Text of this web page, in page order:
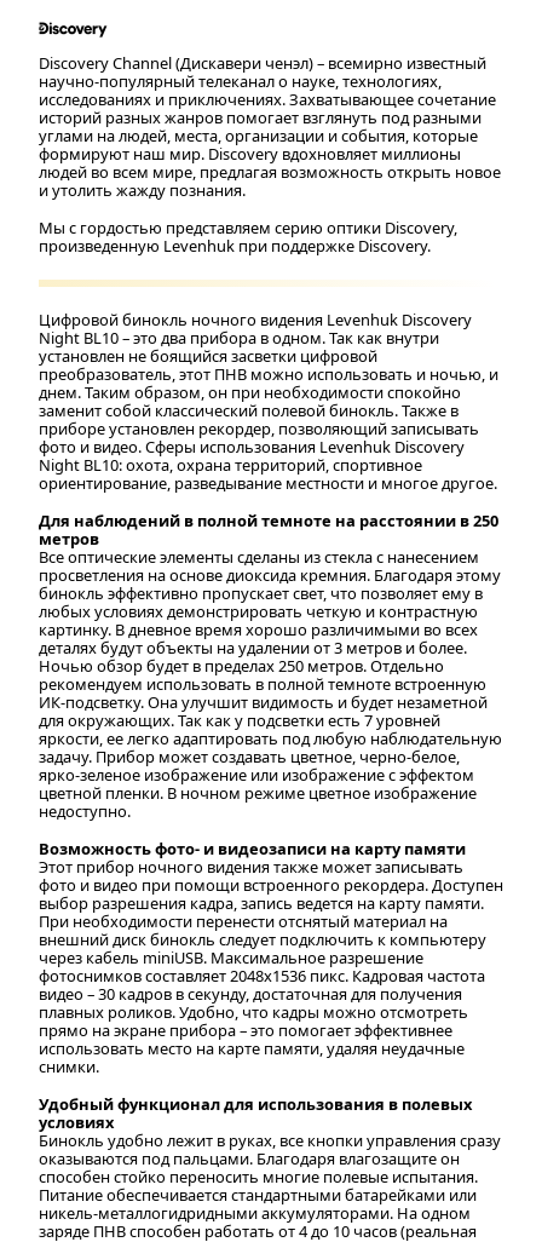
Discovery Channel (Дискавери ченэл) – всемирно известный
научно-популярный телеканал о науке, технологиях,
исследованиях и приключениях. Захватывающее сочетание
историй разных жанров помогает взглянуть под разными
углами на людей, места, организации и события, которые
формируют наш мир. Discovery вдохновляет миллионы
людей во всем мире, предлагая возможность открыть новое
и утолить жажду познания.
Мы с гордостью представляем серию оптики Discovery,
произведенную Levenhuk при поддержке Discovery.
Цифровой бинокль ночного видения Levenhuk Discovery
Night BL10 – это два прибора в одном. Так как внутри
установлен не боящийся засветки цифровой
преобразователь, этот ПНВ можно использовать и ночью, и
днем. Таким образом, он при необходимости спокойно
заменит собой классический полевой бинокль. Также в
приборе установлен рекордер, позволяющий записывать
фото и видео. Сферы использования Levenhuk Discovery
Night BL10: охота, охрана территорий, спортивное
ориентирование, разведывание местности и многое другое.
Для наблюдений в полной темноте на расстоянии в 250
метров
Все оптические элементы сделаны из стекла с нанесением
просветления на основе диоксида кремния. Благодаря этому
бинокль эффективно пропускает свет, что позволяет ему в
любых условиях демонстрировать четкую и контрастную
картинку. В дневное время хорошо различимыми во всех
деталях будут объекты на удалении от 3 метров и более.
Ночью обзор будет в пределах 250 метров. Отдельно
рекомендуем использовать в полной темноте встроенную
ИК-подсветку. Она улучшит видимость и будет незаметной
для окружающих. Так как у подсветки есть 7 уровней
яркости, ее легко адаптировать под любую наблюдательную
задачу. Прибор может создавать цветное, черно-белое,
ярко-зеленое изображение или изображение с эффектом
цветной пленки. В ночном режиме цветное изображение
недоступно.
Возможность фото- и видеозаписи на карту памяти
Этот прибор ночного видения также может записывать
фото и видео при помощи встроенного рекордера. Доступен
выбор разрешения кадра, запись ведется на карту памяти.
При необходимости перенести отснятый материал на
внешний диск бинокль следует подключить к компьютеру
через кабель miniUSB. Максимальное разрешение
фотоснимков составляет 2048x1536 пикс. Кадровая частота
видео – 30 кадров в секунду, достаточная для получения
плавных роликов. Удобно, что кадры можно отсмотреть
прямо на экране прибора – это помогает эффективнее
использовать место на карте памяти, удаляя неудачные
снимки.
Удобный функционал для использования в полевых
условиях
Бинокль удобно лежит в руках, все кнопки управления сразу
оказываются под пальцами. Благодаря влагозащите он
способен стойко переносить многие полевые испытания.
Питание обеспечивается стандартными батарейками или
никель-металлогидридными аккумуляторами. На одном
заряде ПНВ способен работать от 4 до 10 часов (реальная